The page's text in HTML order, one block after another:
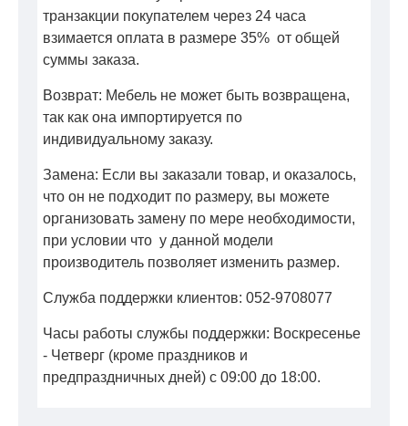
транзакции покупателем через 24 часа
взимается оплата в размере 35% от общей
суммы заказа.
Возврат: Мебель не может быть возвращена,
так как она импортируется по
индивидуальному заказу.
Замена: Если вы заказали товар, и оказалось,
что он не подходит по размеру, вы можете
организовать замену по мере необходимости,
при условии что у данной модели
производитель позволяет изменить размер.
Служба поддержки клиентов: 052-9708077
Часы работы службы поддержки: Воскресенье
- Четверг (кроме праздников и
предпраздничных дней) с 09:00 до 18:00.